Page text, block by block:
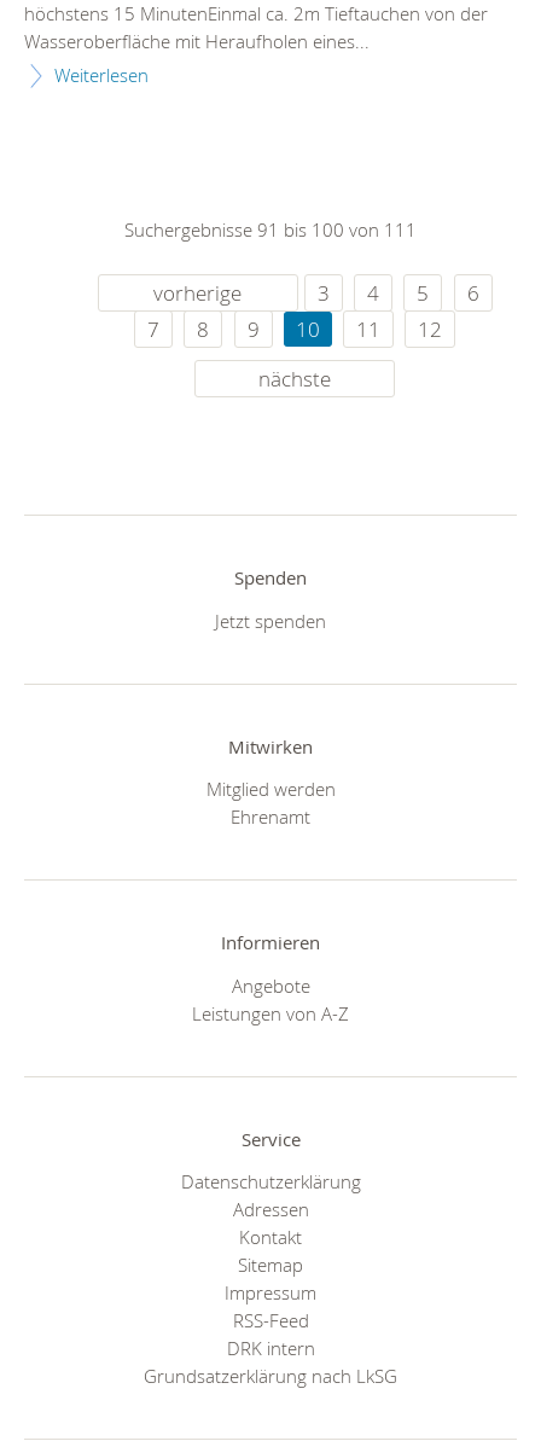
höchstens 15 MinutenEinmal ca. 2m Tieftauchen von der
Wasseroberfläche mit Heraufholen eines...
Weiterlesen
Suchergebnisse 91 bis 100 von 111
vorherige 3 4 5
6
7
8 9 10 11
12
nächste
Spenden
Jetzt spenden
Mitwirken
Mitglied werden
Ehrenamt
Informieren
Angebote
Leistungen von A-Z
Service
Datenschutzerklärung
Adressen
Kontakt
Sitemap
Impressum
RSS-Feed
DRK intern
Grundsatzerklärung nach LkSG